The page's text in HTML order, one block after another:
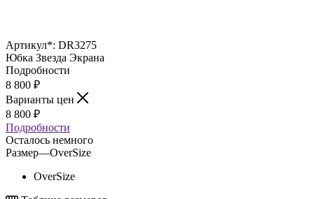
Артикул*: DR3275
Юбка Звезда Экрана
Подробности
8 800 ₽
Варианты цен
8 800 ₽
Подробности
Осталось немного
Размер—OverSize
OverSize